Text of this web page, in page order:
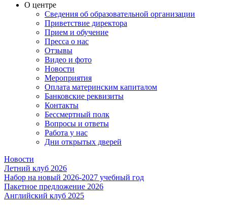
О центре
Сведения об образовательной организации
Приветствие директора
Прием и обучение
Пресса о нас
Отзывы
Видео и фото
Новости
Мероприятия
Оплата материнским капиталом
Банковские реквизиты
Контакты
Бессмертный полк
Вопросы и ответы
Работа у нас
Дни открытых дверей
Новости
Летний клуб 2026
Набор на новый 2026-2027 учебный год
Пакетное предложение 2026
Английский клуб 2025